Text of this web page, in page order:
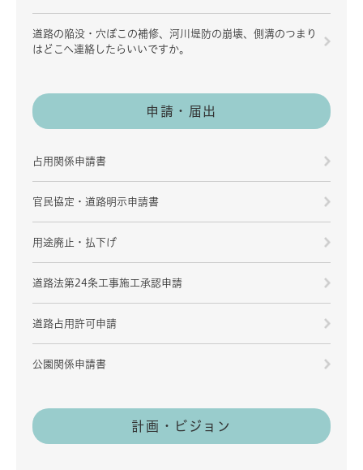
道路の陥没・穴ぼこの補修、河川堤防の崩壊、側溝のつまり
はどこへ連絡したらいいですか。
申請・届出
占用関係申請書
官民協定・道路明示申請書
用途廃止・払下げ
道路法第24条工事施工承認申請
道路占用許可申請
公園関係申請書
計画・ビジョン